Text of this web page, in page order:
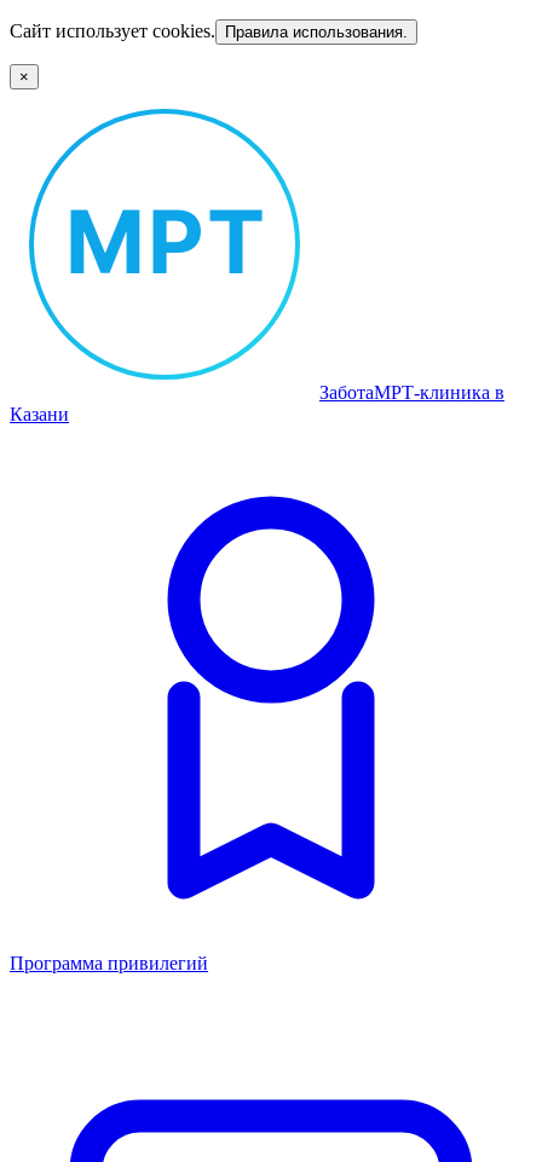
Сайт использует cookies. Правила использования.
×
ЗаботаМРТ‑клиника в
Казани
Программа привилегий